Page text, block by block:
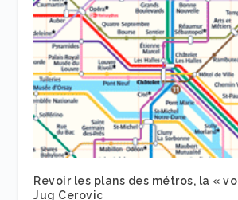
Revoir les plans des métros, la «
Jug Cerovic